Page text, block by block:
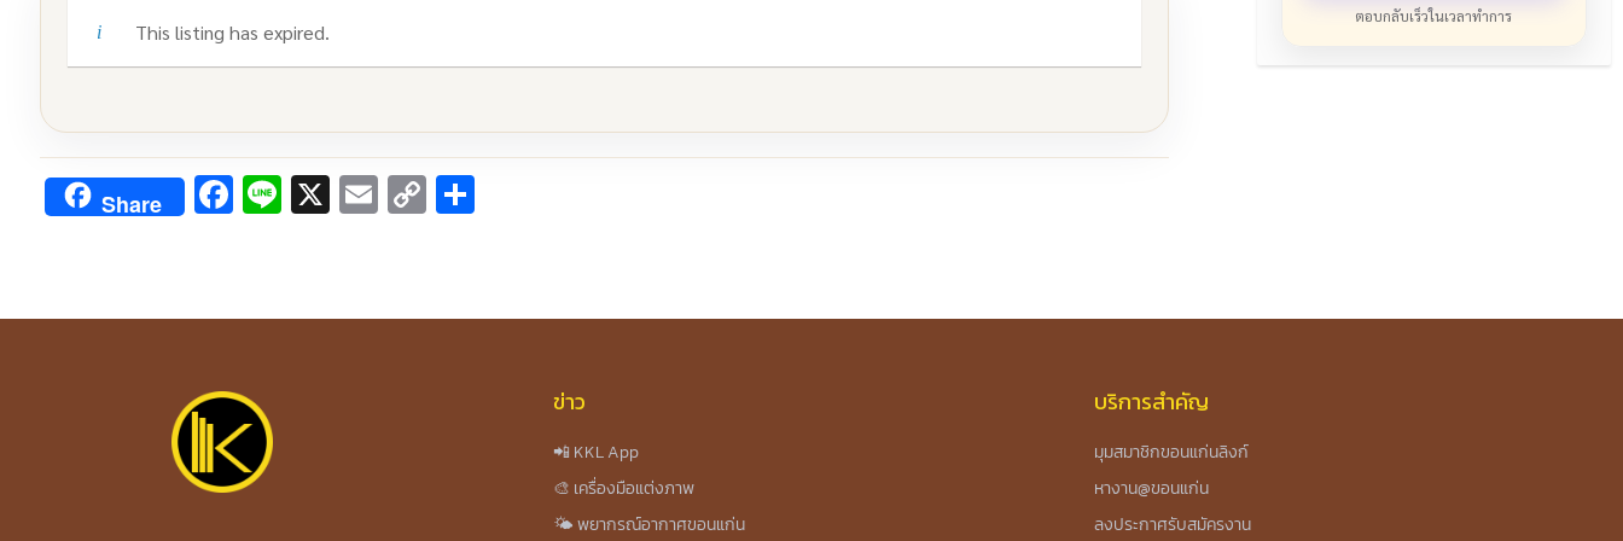
This listing has expired.
Share Facebook
Line
X Email
Copy
ตอบกลับเร็วในเวลาทำการ
ข่าว
📲 KKL App
🎨 เครื่องมือแต่งภาพ
🌤️ พยากรณ์อากาศขอนแก่น
บริการสำคัญ
มุมสมาชิกขอนแก่นลิงก์
หางาน@ขอนแก่น
ลงประกาศรับสมัครงาน